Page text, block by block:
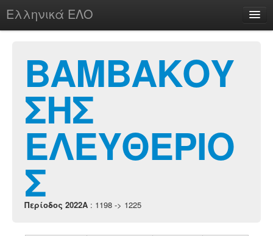
Ελληνικά ΕΛΟ
chesstu.be @ discord
Login
ΒΑΜΒΑΚΟΥ
ΣΗΣ
ΕΛΕΥΘΕΡΙΟ
Σ
Περίοδος 2022A : 1198 -> 1225